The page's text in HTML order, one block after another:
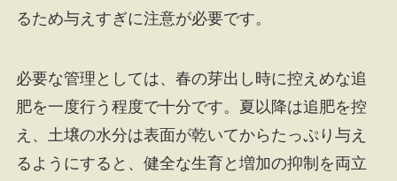
るため与えすぎに注意が必要です。
必要な管理としては、春の芽出し時に控えめな追
肥を一度行う程度で十分です。夏以降は追肥を控
え、土壌の水分は表面が乾いてからたっぷり与え
るようにすると、健全な生育と増加の抑制を両立